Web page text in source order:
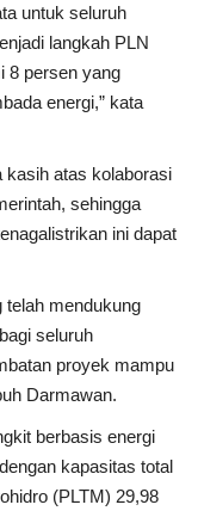
untuk seluruh
langkah PLN
8 persen yang
energi,” kata
atas kolaborasi
sehingga
ini dapat
mendukung
seluruh
proyek mampu
Darmawan.
berbasis energi
kapasitas total
(PLTM) 29,98